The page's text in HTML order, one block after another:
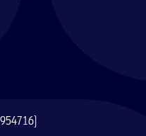
220, Bridge 2.1
træ. Testet og